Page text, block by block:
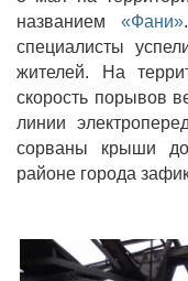
названием «Фани»
специалисты
жителей. На
скорость порывов
линии
сорваны крыши
районе города